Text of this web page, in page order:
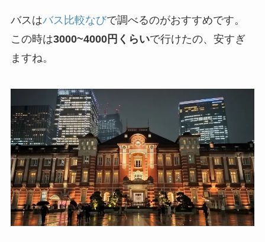
バスはバス比較なびで調べるのがおすすめです。
この時は3000~4000円くらいで行けたの、安すぎ
ますね。